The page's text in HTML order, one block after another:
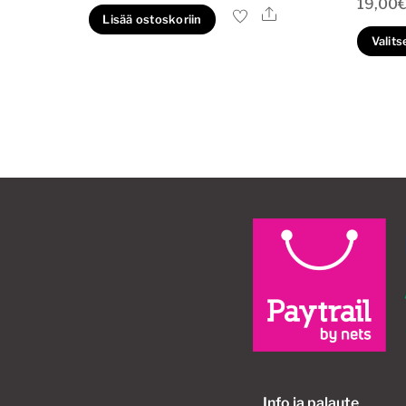
Lisää ostoskoriin Ale
19,00€